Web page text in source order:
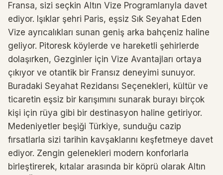
Fransa, sizi seçkin Altın Vize Programlarıyla davet
ediyor. Işıklar şehri Paris, eşsiz Sık Seyahat Eden
Vize ayrıcalıkları sunan geniş arka bahçeniz haline
geliyor. Pitoresk köylerde ve hareketli şehirlerde
dolaşırken, Gezginler için Vize Avantajları ortaya
çıkıyor ve otantik bir Fransız deneyimi sunuyor.
Buradaki Seyahat Rezidansı Seçenekleri, kültür ve
ticaretin eşsiz bir karışımını sunarak burayı birçok
kişi için rüya gibi bir destinasyon haline getiriyor.
Medeniyetler beşiği Türkiye, sunduğu cazip
fırsatlarla sizi tarihin kavşaklarını keşfetmeye davet
ediyor. Zengin gelenekleri modern konforlarla
birleştirerek, kıtalar arasında bir köprü olarak Altın